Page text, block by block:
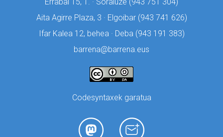
Errabal 15, 1. · Soraluze (943 751 304)
Aita Agirre Plaza, 3 · Elgoibar (943 741 626)
Ifar Kalea 12, behea · Deba (943 191 383)
barrena@barrena.eus
Codesyntaxek garatua